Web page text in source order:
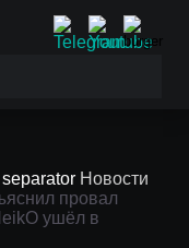
Новости
провал
ушёл в